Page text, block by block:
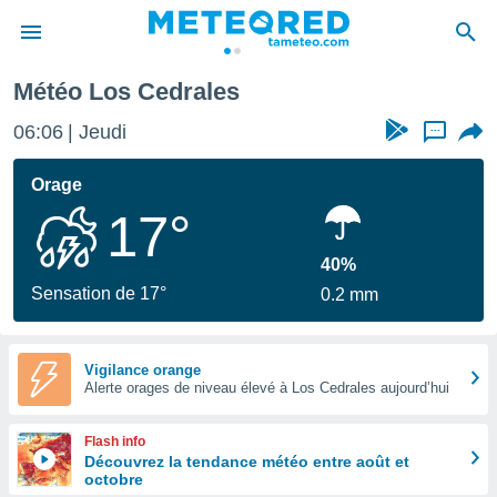
de
par
Météo Los Cedrales
06:06 Jeudi ...
Orage
17°
Sensation de 17°
40%
0.2 mm
Vigilance orange
Alerte orages de niveau élevé à Los Cedrales aujourd’hui
Flash info
Découvrez la tendance météo entre août et
octobre